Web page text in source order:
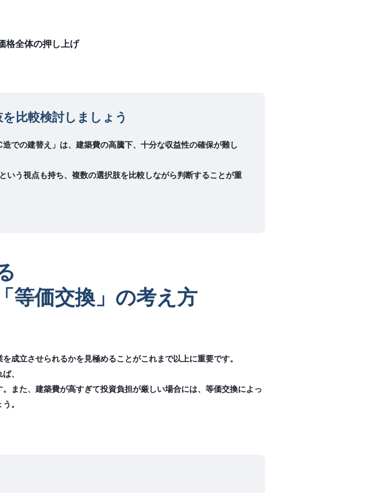
格全体の押し上げ
比較検討しましょう
での建替え」は、建築費の高騰下、十分な収益性の確保が難し
いう視点も持ち、複数の選択肢を比較しながら判断することが重
等価交換」の考え方
成立させられるかを見極めることがこれまで以上に重要です。
、
また、建築費が高すぎて投資負担が厳しい場合には、等価交換によっ
。